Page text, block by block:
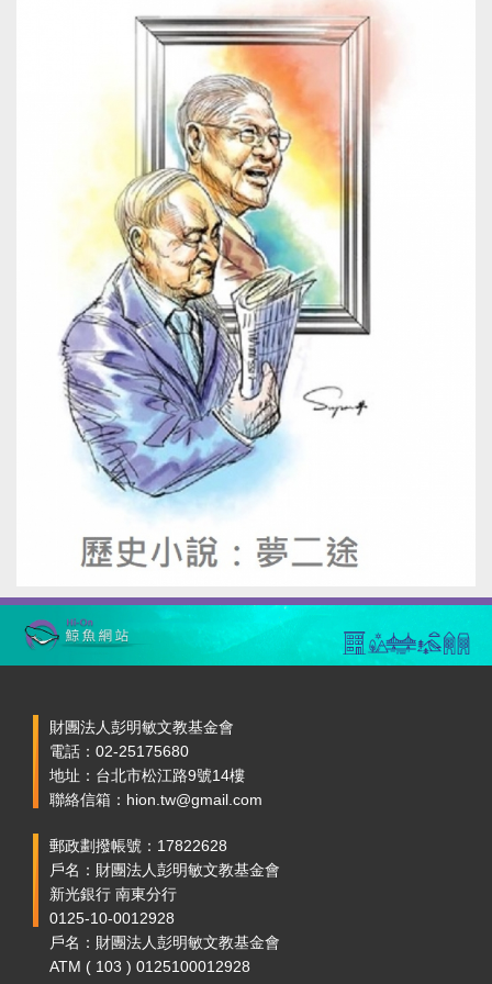
財團法人彭明敏文教基金會
電話：02-25175680
地址：台北市松江路9號14樓
聯絡信箱：hion.tw@gmail.com
郵政劃撥帳號：17822628
戶名：財團法人彭明敏文教基金會
新光銀行 南東分行
0125-10-0012928
戶名：財團法人彭明敏文教基金會
ATM ( 103 ) 0125100012928